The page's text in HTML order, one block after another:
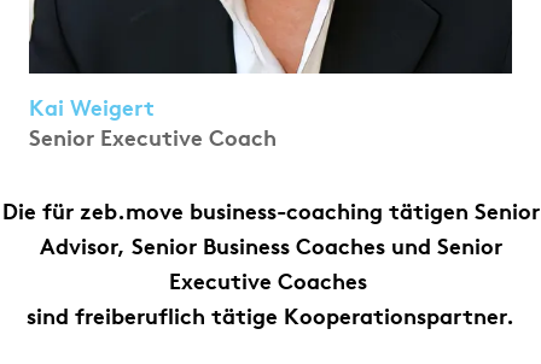
Kai Weigert
Senior Executive Coach
Die für zeb.move business-coaching tätigen Senior
Advisor, Senior Business Coaches und Senior
Executive Coaches
sind freiberuflich tätige Kooperationspartner.